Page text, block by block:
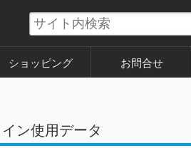
ショッピング お問合せ
ン使用データ